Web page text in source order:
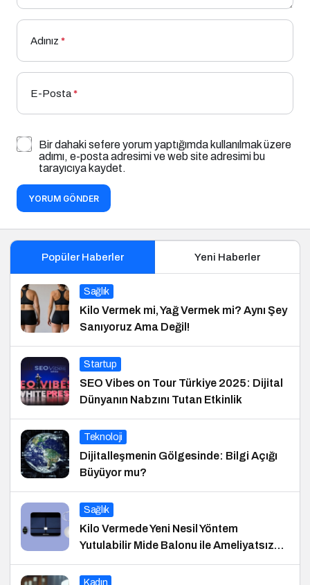
Adınız *
E-Posta*
Bir dahaki sefere yorum yaptığımda kullanılmak üzere
adımı, e-posta adresimi ve web site adresimi bu
tarayıcıya kaydet.
YORUM GÖNDER
Popüler Haberler Yeni Haberler
Sağlık
Kilo Vermek mi, Yağ Vermek mi? Aynı Şey
Sanıyoruz Ama Değil!
Startup
SEO Vibes on Tour Türkiye 2025: Dijital
Dünyanın Nabzını Tutan Etkinlik
Teknoloji
Dijitalleşmenin Gölgesinde: Bilgi Açığı
Büyüyor mu?
Sağlık
Kilo Vermede Yeni Nesil Yöntem
Yutulabilir Mide Balonu ile Ameliyatsız
Konforlu ve Hızlı Bir Çözüm
Kadın